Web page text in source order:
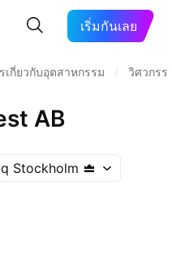
เริ่มกันเลย
เกี่ยวกับอุตสาหกรรม วิศวกรร
AB
Stockholm